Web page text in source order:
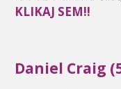
KLIKAJ SEM!!
Daniel Craig